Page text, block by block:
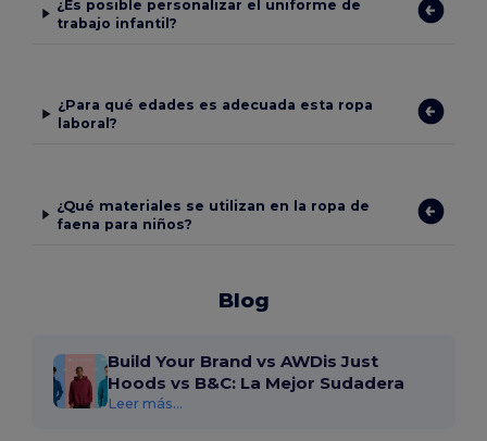
¿Es posible personalizar el uniforme de
trabajo infantil?
¿Para qué edades es adecuada esta ropa
laboral?
¿Qué materiales se utilizan en la ropa de
faena para niños?
Blog
Build Your Brand vs AWDis Just
Hoods vs B&C: La Mejor Sudadera
Leer más...